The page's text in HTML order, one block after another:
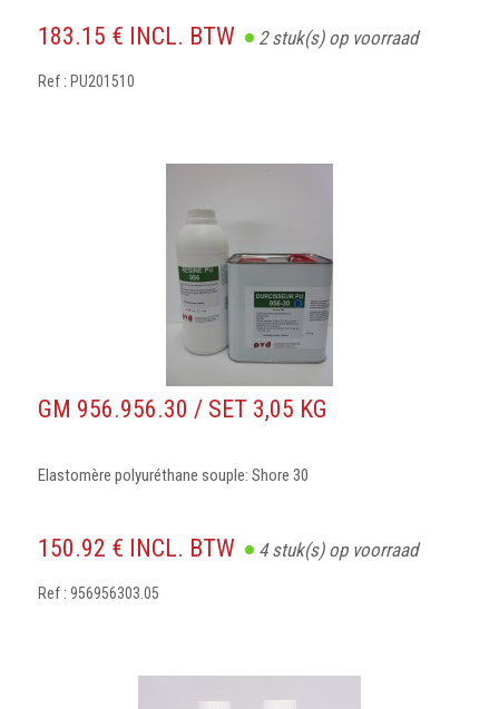
183.15 € INCL. BTW 2stuk(s) op voorraad
Ref : PU201510
GM 956.956.30 / SET 3,05 KG
Elastomère polyuréthane souple: Shore 30
150.92 € INCL. BTW 4stuk(s) op voorraad
Ref : 956956303.05